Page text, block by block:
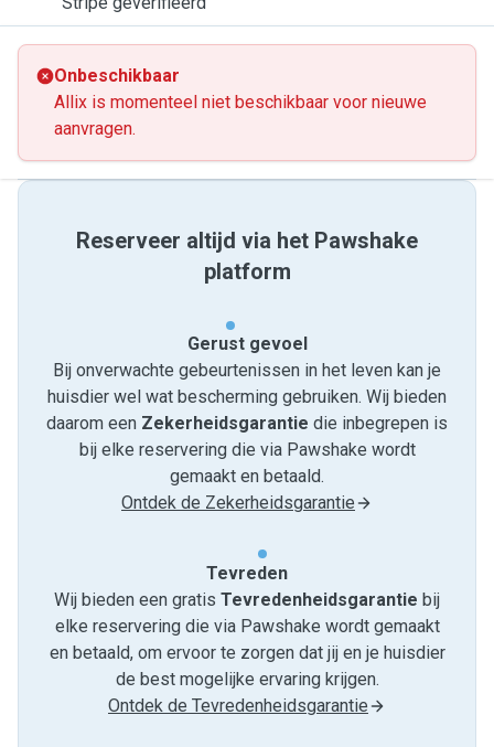
Onbeschikbaar
Allix is momenteel niet beschikbaar voor nieuwe
aanvragen.
Reserveer altijd via het Pawshake
platform
Gerust gevoel
Bij onverwachte gebeurtenissen in het leven kan je
huisdier wel wat bescherming gebruiken. Wij bieden
daarom een Zekerheidsgarantie die inbegrepen is
bij elke reservering die via Pawshake wordt
gemaakt en betaald.
Ontdek de Zekerheidsgarantie
Tevreden
Wij bieden een gratis Tevredenheids­garantie bij
elke reservering die via Pawshake wordt gemaakt
en betaald, om ervoor te zorgen dat jij en je huisdier
de best mogelijke ervaring krijgen.
Ontdek de Tevredenheidsgarantie